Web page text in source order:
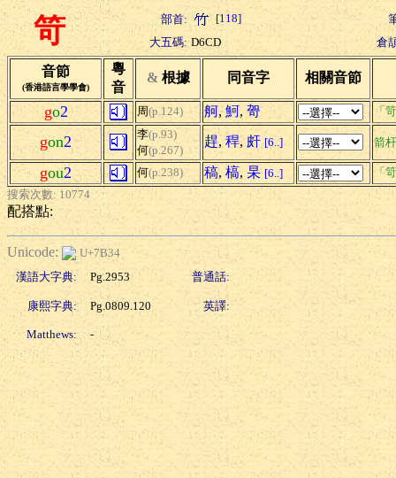
笴 部首: [118]
大五碼: D6CD 倉
音節
(香港語言學學會)
粵
音
& 根據 同音字 相關音節
go2 周(p.124) 舸, 魺, 哿 「
gon2 李(p.93)
何(p.267)
趕, 稈, 皯 [6..] 箭杆
gou2 何(p.238) 稿, 槁, 杲 [6..]
「
搜索次數: 10774
配搭點:
Unicode:
U+7B34
漢語大字典:
Pg.2953 普通話:
康熙字典: Pg.0809.120 英譯:
Matthews: -